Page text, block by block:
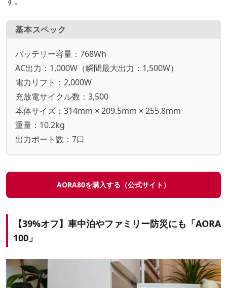
基本スペック
バッテリー容量：768Wh
AC出力：1,000W（瞬間最大出力：1,500W）
電力リフト：2,000W
充放電サイクル数：3,500
本体サイズ：314mm × 209.5mm × 255.8mm
重量：10.2kg
出力ポート数：7口
AORA80を購入する（公式サイト）
【39%オフ】車中泊やファミリー防災にも「AORA
100」